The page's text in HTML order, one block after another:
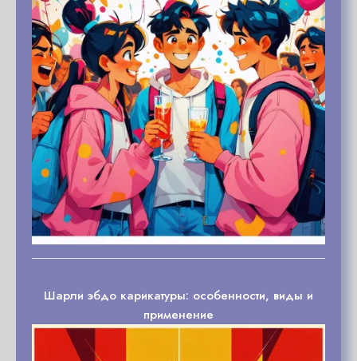
Шарли эбдо карикатуры: особенности, виды и
применение